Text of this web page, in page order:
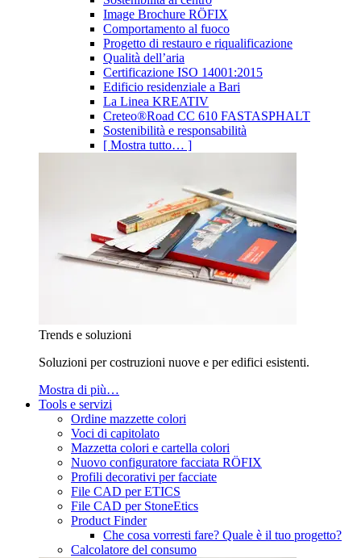
Image Brochure RÖFIX
Comportamento al fuoco
Progetto di restauro e riqualificazione
Qualità dell’aria
Certificazione ISO 14001:2015
Edificio residenziale a Bari
La Linea KREATIV
Creteo®Road CC 610 FASTASPHALT
Sostenibilità e responsabilità
[ Mostra tutto… ]
Trends e soluzioni
Soluzioni per costruzioni nuove e per edifici esistenti.
Mostra di più…
Tools e servizi
Ordine mazzette colori
Voci di capitolato
Mazzetta colori e cartella colori
Nuovo configuratore facciata RÖFIX
Profili decorativi per facciate
File CAD per ETICS
File CAD per StoneEtics
Product Finder
Che cosa vorresti fare? Quale è il tuo progetto?
Calcolatore del consumo